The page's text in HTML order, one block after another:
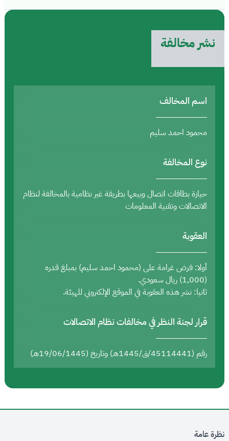
نشر مخالفة
اسم المخالف
محمود احمد سليم
نوع المخالفة
حيازة بطاقات اتصال وبيعها بطريقة غير نظامية بالمخالفة لنظام
الاتصالات وتقنية المعلومات
العقوبة
أولا: فرض غرامة على (محمود احمد سليم) بمبلغ قدره
(1,000) ريال سعودي.
ثانيا: نشر هذه العقوبة في الموقع الإلكتروني للهيئة.
قرار لجنة النظر في مخالفات نظام الاتصالات
رقم (45114441/ق/1445هـ) وتاريخ (19/06/1445هـ)
نظرة عامة